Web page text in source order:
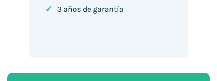
✓ 3 años de garantía